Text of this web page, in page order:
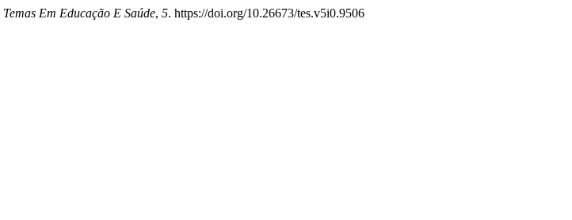
Temas Em Educação E Saúde, 5. https://doi.org/10.26673/tes.v5i0.9506